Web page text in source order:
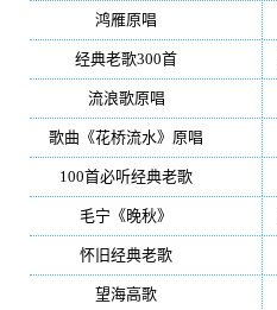
鸿雁原唱
经典老歌300首
流浪歌原唱
歌曲《花桥流水》原唱
100首必听经典老歌
毛宁《晚秋》
怀旧经典老歌
望海高歌